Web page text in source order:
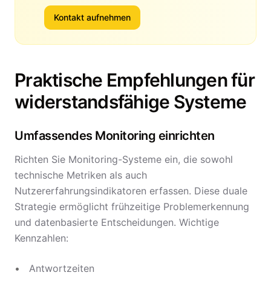
Kontakt aufnehmen
Praktische Empfehlungen für
widerstandsfähige Systeme
Umfassendes Monitoring einrichten
Richten Sie Monitoring-Systeme ein, die sowohl
technische Metriken als auch
Nutzererfahrungsindikatoren erfassen. Diese duale
Strategie ermöglicht frühzeitige Problemerkennung
und datenbasierte Entscheidungen. Wichtige
Kennzahlen:
Antwortzeiten